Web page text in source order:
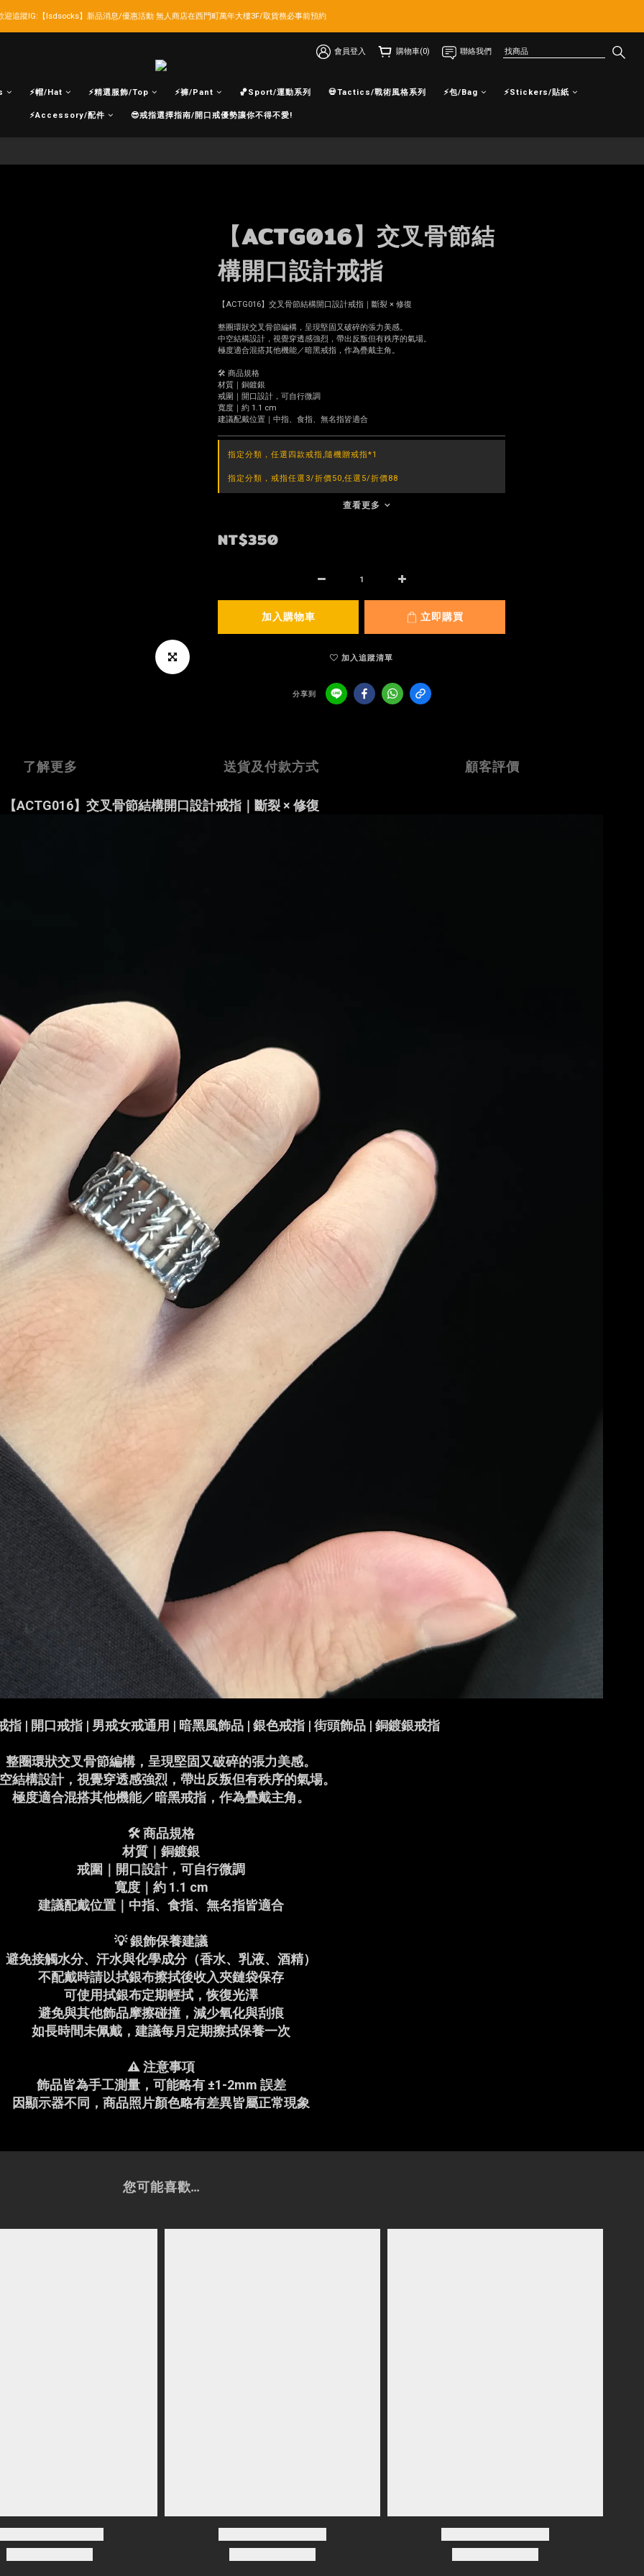
LSD官網新會員折扣30元,超商取貨滿千免運!
迎追蹤IG:【lsdsocks】新品消息/優惠活動 無人商店在西門町萬年大樓3F/取貨務必事前預約
會員登入 購物車(0) 聯絡我們
⚡帽/Hat ⚡精選服飾/Top ⚡褲/Pant 🏀Sport/運動系列 💀Tactics/戰術風格系列 ⚡包/Bag ⚡Stickers/貼紙
⚡Accessory/配件 😎戒指選擇指南/開口戒優勢讓你不得不愛!
【ACTG016】交叉骨節結
構開口設計戒指
【ACTG016】交叉骨節結構開口設計戒指｜斷裂 × 修復
整圈環狀交叉骨節編構，呈現堅固又破碎的張力美感。
中空結構設計，視覺穿透感強烈，帶出反叛但有秩序的氣場。
極度適合混搭其他機能／暗黑戒指，作為疊戴主角。
🛠 商品規格
材質｜銅鍍銀
戒圍｜開口設計，可自行微調
寬度｜約 1.1 cm
建議配戴位置｜中指、食指、無名指皆適合
指定分類，任選四款戒指,隨機贈戒指*1
指定分類，戒指任選3/折價50,任選5/折價88
查看更多
NT$350
加入購物車 立即購買
加入追蹤清單
分享到
了解更多 送貨及付款方式 顧客評價
【ACTG016】交叉骨節結構開口設計戒指｜斷裂 × 修復
指 | 開口戒指 | 男戒女戒通用 | 暗黑風飾品 | 銀色戒指 | 街頭飾品 | 銅鍍銀戒指
整圈環狀交叉骨節編構，呈現堅固又破碎的張力美感。
結構設計，視覺穿透感強烈，帶出反叛但有秩序的氣場。
極度適合混搭其他機能／暗黑戒指，作為疊戴主角。
🛠 商品規格
材質｜銅鍍銀
戒圍｜開口設計，可自行微調
寬度｜約 1.1 cm
建議配戴位置｜中指、食指、無名指皆適合
💡 銀飾保養建議
避免接觸水分、汗水與化學成分（香水、乳液、酒精）
不配戴時請以拭銀布擦拭後收入夾鏈袋保存
可使用拭銀布定期輕拭，恢復光澤
避免與其他飾品摩擦碰撞，減少氧化與刮痕
如長時間未佩戴，建議每月定期擦拭保養一次
⚠️ 注意事項
飾品皆為手工測量，可能略有 ±1-2mm 誤差
因顯示器不同，商品照片顏色略有差異皆屬正常現象
您可能喜歡...